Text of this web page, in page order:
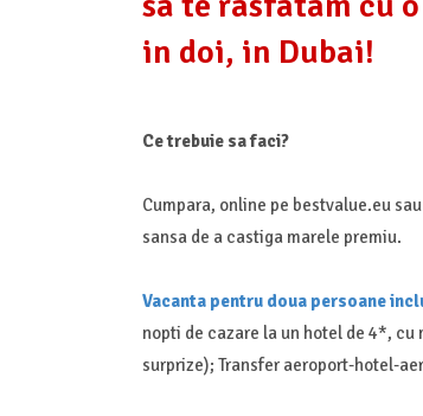
in doi, in Dubai!
Ce trebuie sa faci?
Cumpara, online pe bestvalue.eu
sansa de a castiga marele premiu.
Vacanta pentru doua persoane
nopti de cazare la un hotel de 4*,
surprize); Transfer aeroport-hotel-